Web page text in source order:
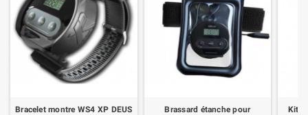
Bracelet montre WS4 XP DEUS
Brassard étanche pour
Kit